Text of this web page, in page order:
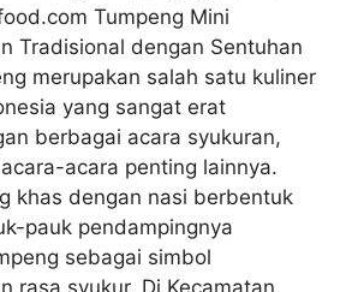
Tumpeng Mini
Tradisional dengan Sentuhan
merupakan salah satu kuliner
yang sangat erat
berbagai acara syukuran,
acara penting lainnya.
khas dengan nasi berbentuk
pauk pendampingnya
sebagai simbol
rasa syukur. Di Kecamatan